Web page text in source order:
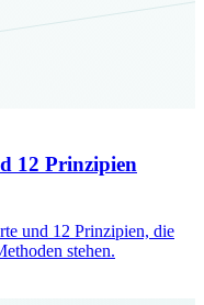
12 Prinzipien
und 12 Prinzipien, die
stehen.